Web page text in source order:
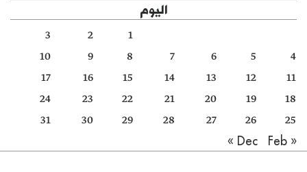
الأرشيف
اليوم
1
2
3
4
5
6
7
8
9
10
11
12
13
14
15
16
17
18
19
20
21
22
23
24
25
26
27
28
29
30
31
« Dec
Feb »